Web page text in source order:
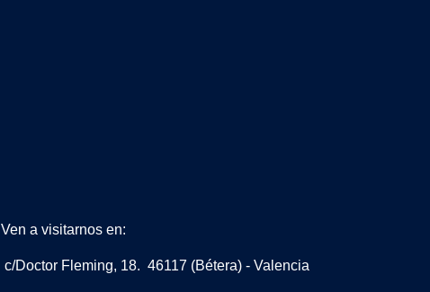
Ven a visitarnos en:
c/Doctor Fleming, 18. 46117 (Bétera) - Valencia